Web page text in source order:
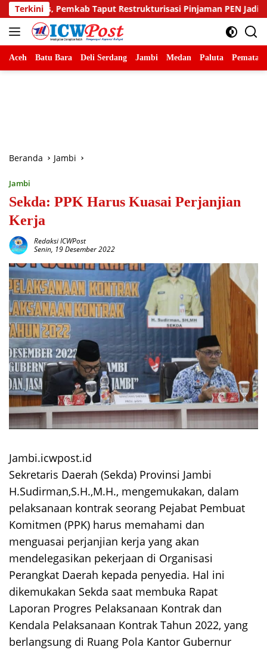
Langsung
ke
konten
Terkini
Restrukturisasi Pinjaman PEN Jadi 15 Tahun‎‎
Aceh Batu Bara Deli Serdang Jambi Medan Paluta
Beranda Jambi
Jambi
Sekda: PPK Harus Kuasai Perjanjian
Kerja
Redaksi ICWPost
Senin, 19 Desember 2022
Jambi.icwpost.id
Sekretaris Daerah (Sekda) Provinsi Jambi
H.Sudirman,S.H.,M.H., mengemukakan, dalam
pelaksanaan kontrak seorang Pejabat Pembuat
Komitmen (PPK) harus memahami dan
menguasai perjanjian kerja yang akan
mendelegasikan pekerjaan di Organisasi
Perangkat Daerah kepada penyedia. Hal ini
dikemukakan Sekda saat membuka Rapat
Laporan Progres Pelaksanaan Kontrak dan
Kendala Pelaksanaan Kontrak Tahun 2022, yang
berlangsung di Ruang Pola Kantor Gubernur